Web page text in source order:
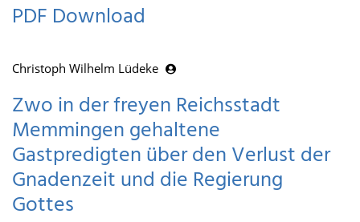
PDF Download
Christoph Wilhelm Lüdeke
Zwo in der freyen Reichsstadt
Memmingen gehaltene
Gastpredigten über den Verlust der
Gnadenzeit und die Regierung
Gottes